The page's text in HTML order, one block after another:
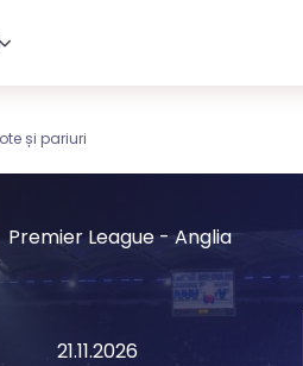
și pariuri
Premier League - Anglia
21.11.2026